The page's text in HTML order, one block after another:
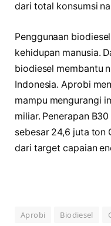
dari total konsumsi
Penggunaan
kehidupan manusia.
biodiesel membantu
Indonesia. Aprobi
mampu mengurangi
miliar. Penerapan
sebesar 24,6 juta ton
dari target capaian
Aprobi Biodiesel